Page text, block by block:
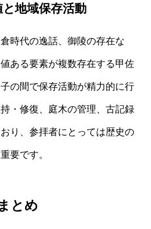
地域保存活動
時代の逸話、御陵の存在な
ある要素が複数存在する甲佐
の間で保存活動が精力的に行
・修復、庭木の管理、古記録
り、参拝者にとっては歴史の
要です。
まとめ